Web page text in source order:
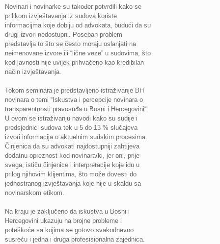
Novinari i novinarke su također potvrdili kako se
prilikom izvještavanja iz sudova koriste
informacijma koje dobiju od advokata, budući da su
drugi izvori nedostupni. Poseban problem
predstavlja to što se često moraju oslanjati na
neimenovane izvore ili “lične veze” u sudovima, što
kod javnosti nije uvijek prihvaćeno kao kredibilan
način izvještavanja.
Tokom seminara je predstavljeno istraživanje BH
novinara o temi “Iskustva i percepcije novinara o
transparentnosti pravosuđa u Bosni i Hercegovini“.
U ovom se istraživanju navodi kako su sudije i
predsjednici sudova tek u 5 do 13 % slučajeva
izvori informacija o aktuelnim sudskim procesima.
Činjenica da su advokati najdostupniji zahtijeva
dodatnu opreznost kod novinara/ki, jer oni, prije
svega, ističu činjenice i interpretacije koje idu u
prilog njihovim klijentima, što može dovesti do
jednostranog izvještavanja koje nije u skaldu sa
novinarskom etikom.
Na kraju je zaključeno da iskustva u Bosni i
Hercegovini ukazuju na brojne probleme i
poteškoće sa kojima se gotovo svakodnevno
susreću i jedna i druga profesisionalna zajednica.